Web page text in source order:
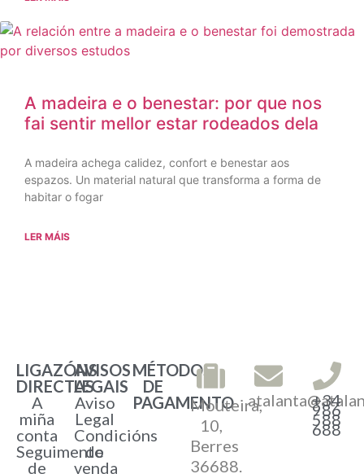
A madeira e o benestar: por que nos
fai sentir mellor estar rodeados dela
A madeira achega calidez, confort e benestar aos
espazos. Un material natural que transforma a forma de
habitar o fogar
LER MÁIS
LIGAZÓNS
DIRECTAS
A
miña
conta
Seguimento
de
AVISOS
LEGAIS
Aviso
Legal
Condicións
de
venda
MÉTODOS
DE
PAGAMENTO
Mouteira,
10,
Berres
36688.
+34
986
588
688